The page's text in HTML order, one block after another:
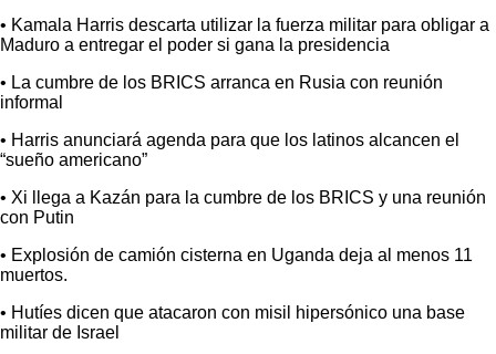
• Kamala Harris descarta utilizar la fuerza militar para obligar a
Maduro a entregar el poder si gana la presidencia
• La cumbre de los BRICS arranca en Rusia con reunión
informal
• Harris anunciará agenda para que los latinos alcancen el
“sueño americano”
• Xi llega a Kazán para la cumbre de los BRICS y una reunión
con Putin
• Explosión de camión cisterna en Uganda deja al menos 11
muertos.
• Hutíes dicen que atacaron con misil hipersónico una base
militar de Israel